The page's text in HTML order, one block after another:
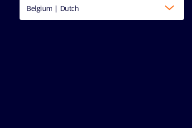
Belgium | Dutch